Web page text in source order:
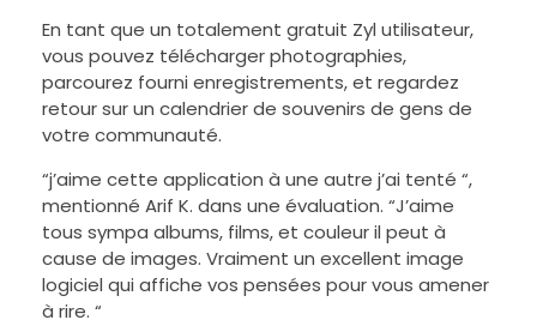
En tant que un totalement gratuit Zyl utilisateur,
vous pouvez télécharger photographies,
parcourez fourni enregistrements, et regardez
retour sur un calendrier de souvenirs de gens de
votre communauté.
“j’aime cette application à une autre j’ai tenté “,
mentionné Arif K. dans une évaluation. “J’aime
tous sympa albums, films, et couleur il peut à
cause de images. Vraiment un excellent image
logiciel qui affiche vos pensées pour vous amener
à rire. “